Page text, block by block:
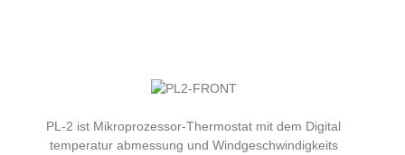
PL-2 ist Mikroprozessor-Thermostat mit dem Digital
temperatur abmessung und Windgeschwindigkeits